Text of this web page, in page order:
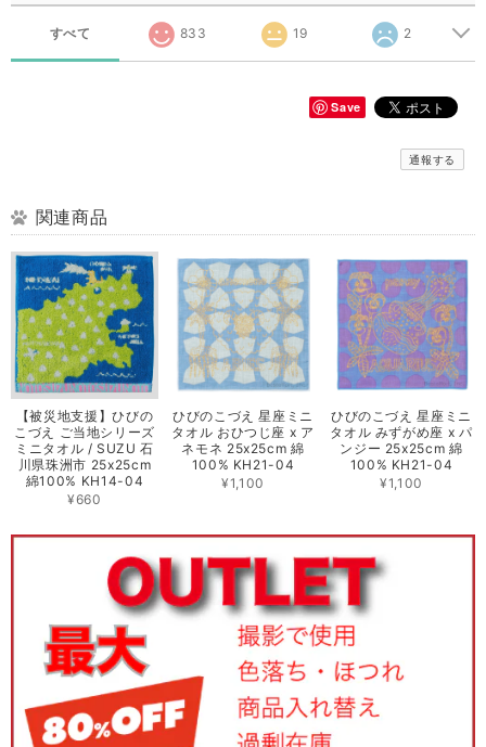
すべて 833 19 2
Save
通報する
関連商品
【被災地支援】ひびの
こづえ ご当地シリーズ
ミニタオル / SUZU 石
川県珠洲市 25x25cm
綿100% KH14-04
¥660
ひびのこづえ 星座ミニ
タオル おひつじ座 x ア
ネモネ 25x25cm 綿
100% KH21-04
¥1,100
ひびのこづえ 星座ミニ
タオル みずがめ座 x パ
ンジー 25x25cm 綿
100% KH21-04
¥1,100